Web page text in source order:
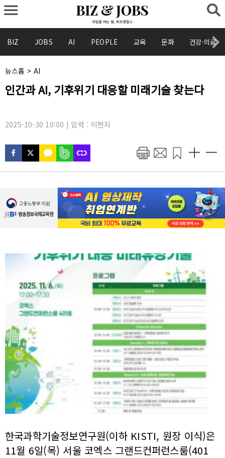
BIZ JOBS AI PEOPLE 교육 문화 건강·의료
채
명
뉴스홈 > AI
기
사
:
인간과 AI, 기후위기 대응할 미래기술 찾는다
2025-10-30 10:00 | 입력 : 이현지
한국과학기술정보연구원(이하 KISTI, 원장 이식)은
11월 6일(목) 서울 코엑스 그랜드컨퍼런스룸(401